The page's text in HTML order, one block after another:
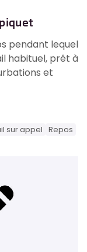
pendant lequel
habituel, prêt à
et
sur appel Repos